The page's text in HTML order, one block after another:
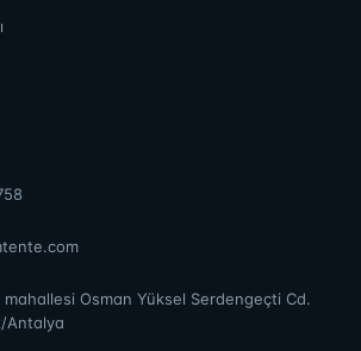
Osman Yüksel Serdengeçti Cd.
Antalya